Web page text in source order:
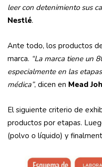
leer con detenimiento sus
Nestlé.
Ante todo, los productos
marca. “La marca tiene un
especialmente en las
médica”, dicen en Mead
El siguiente criterio de
productos por etapas.
(polvo o líquido) y